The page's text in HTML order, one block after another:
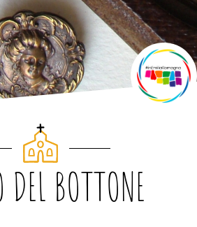
DEL BOTTONE